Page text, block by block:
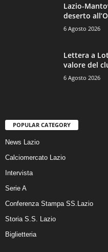
Lazio-
deserto
6 Agosto 2026
Lettera a
valore del
6 Agosto 2026
POPULAR CATEGORY
News Lazio
Calciomercato Lazio
Intervista
Serie A
Conferenza Stampa SS.Lazio
Storia S.S. Lazio
Biglietteria